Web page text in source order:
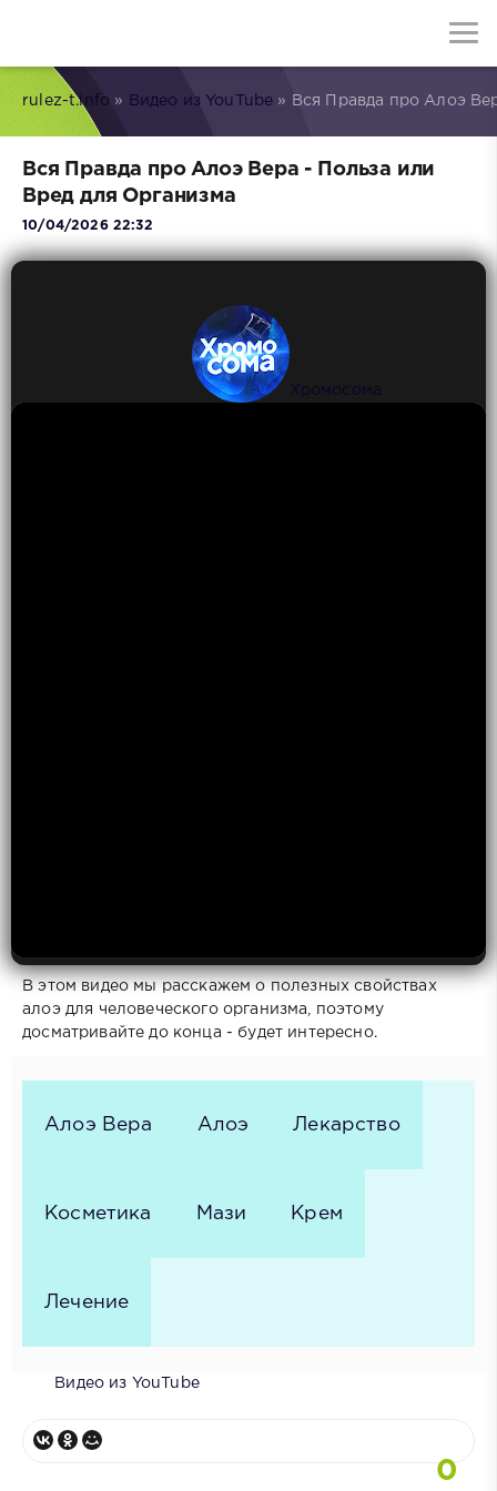
rulez-t.info » Видео из YouTube » Вся Правда про Алоэ
Вся Правда про Алоэ Вера - Польза или
Вред для Организма
10/04/2026 22:32
Хромосома
В этом видео мы расскажем о полезных свойствах
алоэ для человеческого организма, поэтому
досматривайте до конца - будет интересно.
Алоэ Вера Алоэ Лекарство
Косметика Мази Крем
Лечение
Видео из YouTube
0